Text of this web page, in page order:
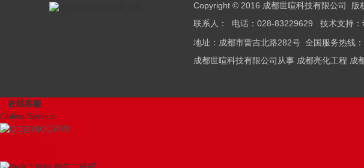
Copyright © 2016 成都世暄科技有限公司 版
联系人： 电话：028-83229629 技术支持：
地址：成都市晋吉北路282号 全国服务热线
成都世暄科技有限公司从事 成都亮化工程 成
在线客服
Online Service
QQ咨询